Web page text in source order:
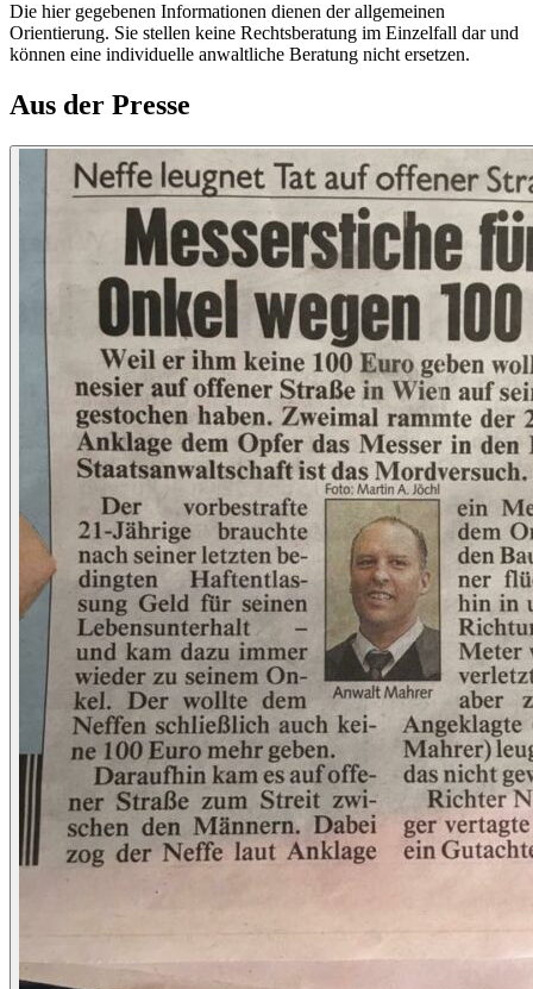
Die hier gegebenen Informationen dienen der allgemeinen
Orientierung. Sie stellen keine Rechtsberatung im Einzelfall dar und
können eine individuelle anwaltliche Beratung nicht ersetzen.
Aus der Presse